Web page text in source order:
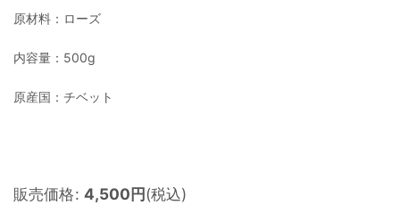
原材料：ローズ
内容量：500g
原産国：チベット
販売価格: 4,500円(税込)